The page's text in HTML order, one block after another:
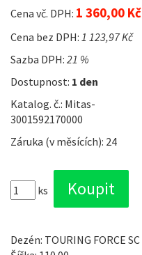
Cena vč. DPH: 1 360,00 Kč
Cena bez DPH: 1 123,97 Kč
Sazba DPH: 21 %
Dostupnost: 1 den
Katalog. č.: Mitas-
3001592170000
Záruka (v měsících): 24
ks
Dezén: TOURING FORCE SC